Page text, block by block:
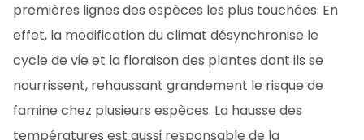
premières lignes des espèces les plus touchées. En
effet, la modification du climat désynchronise le
cycle de vie et la floraison des plantes dont ils se
nourrissent, rehaussant grandement le risque de
famine chez plusieurs espèces. La hausse des
températures est aussi responsable de la